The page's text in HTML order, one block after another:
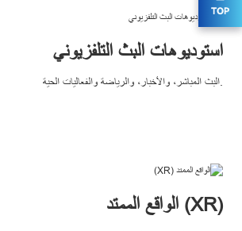
استوديوهات البث التلفزيوني
البث المباشر، والأخبار، والرياضة والفعاليات الحية.
الواقع الممتد (XR)